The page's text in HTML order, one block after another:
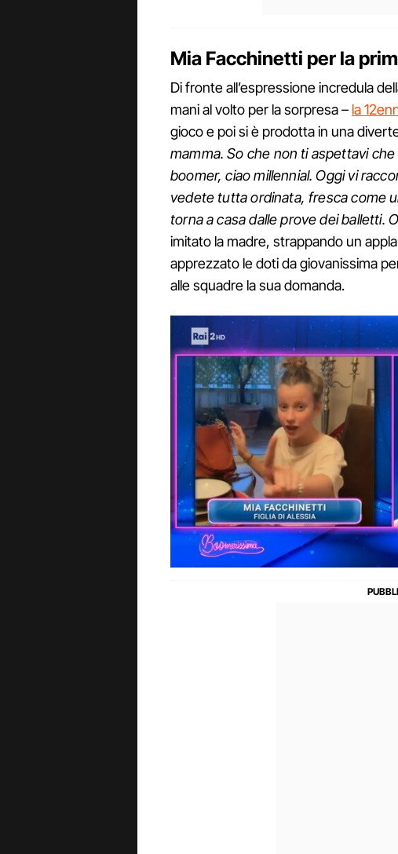
Mia Facchinetti per la
Di fronte all’espressione incredula
mani al volto per la sorpresa – la
gioco e poi si è prodotta in una
mamma. So che non ti aspettavi
boomer, ciao millennial. Oggi vi
vedete tutta ordinata, fresca come
torna a casa dalle prove dei balletti.
imitato la madre, strappando un
apprezzato le doti da giovanissima
alle squadre la sua domanda.